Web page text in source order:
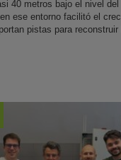
40 metros bajo el nivel del
ese entorno facilitó el
pistas para